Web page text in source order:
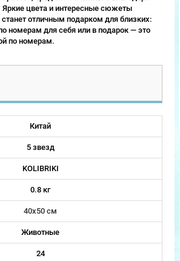
Яркие цвета и интересные сюжеты
отличным подарком для близких:
номерам для себя или в подарок — это
по номерам.
Китай
5 звезд
KOLIBRIKI
0.8 кг
40х50 см
Животные
24